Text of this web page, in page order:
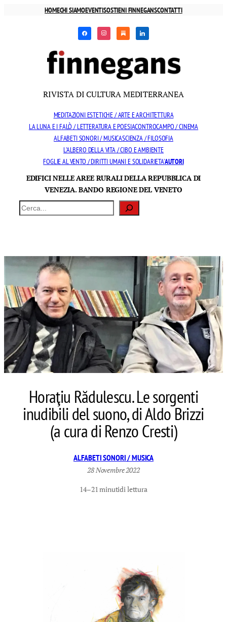
HOMECHI SIAMOEVENTISOSTIENI FINNEGANSCONTATTI
facebookinstagramsubstacklinkedin
RIVISTA DI CULTURA MEDITERRANEA
MEDITAZIONI ESTETICHE / ARTE E ARCHITETTURA
LA LUNA E I FALÒ / LETTERATURA E POESIACONTROCAMPO / CINEMA
ALFABETI SONORI / MUSICASCIENZA / FILOSOFIA
L’ALBERO DELLA VITA / CIBO E AMBIENTE
FOGLIE AL VENTO / DIRITTI UMANI E SOLIDARIETA’AUTORI
EDIFICI NELLE AREE RURALI DELLA REPUBBLICA DI
VENEZIA. BANDO REGIONE DEL VENETO
Cerca
Horaţiu Rădulescu. Le sorgenti
inudibili del suono, di Aldo Brizzi
(a cura di Renzo Cresti)
ALFABETI SONORI / MUSICA
28 Novembre 2022
14–21 minutidi lettura